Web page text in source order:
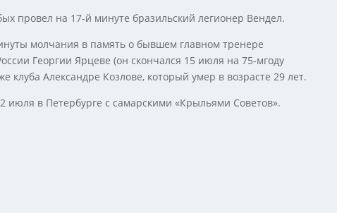
провел на 17-й минуте бразильский легионер Вендел.
молчания в память о бывшем главном тренере
Георгии Ярцеве (он скончался 15 июля на 75-мгоду
клуба Александре Козлове, который умер в возрасте 29 лет.
июля в Петербурге с самарскими «Крыльями Советов».